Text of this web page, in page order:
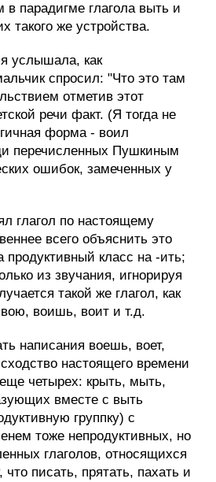
парадигме глагола выть и
такого же устройства.
услышала, как
спросил: "Что это там
отметив этот
речи факт. (Я тогда не
форма - воил
перечисленных Пушкиным
ошибок, замеченных у
глагол по настоящему
всего объяснить это
продуктивный класс на -ить;
из звучания, игнорируя
такой же глагол, как
воишь, воит и т.д.
написания воешь, воет,
настоящего времени
еще четырех: крыть, мыть,
вместе с выть
группку) с
тоже непродуктивных, но
глаголов, относящихся
что писать, прятать, пахать и